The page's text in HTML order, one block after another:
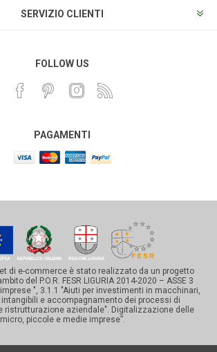
SERVIZIO CLIENTI
FOLLOW US
PAGAMENTI
di e-commerce è stato realizzato da un progetto
del P.O.R. FESR LIGURIA 2014-2020 – ASSE 3
", 3.1.1 "Aiuti per investimenti in macchinari,
intangibili e accompagnamento dei processi di
ristrutturazione aziendale". Digitalizzazione delle
micro, piccole e medie imprese”.